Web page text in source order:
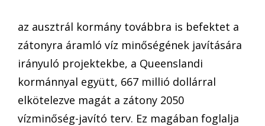
az ausztrál kormány továbbra is befektet a
zátonyra áramló víz minőségének javítására
irányuló projektekbe, a Queenslandi
kormánnyal együtt, 667 millió dollárral
elkötelezve magát a zátony 2050
vízminőség-javító terv. Ez magában foglalja